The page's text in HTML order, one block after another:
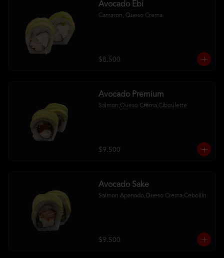
Avocado Ebi
Camaron, Queso Crema
$8.500
Avocado Premium
Salmon,Queso Crema,Ciboulette
$9.500
Avocado Sake
Salmon Apanado,Queso Crema,Cebollin
$9.500